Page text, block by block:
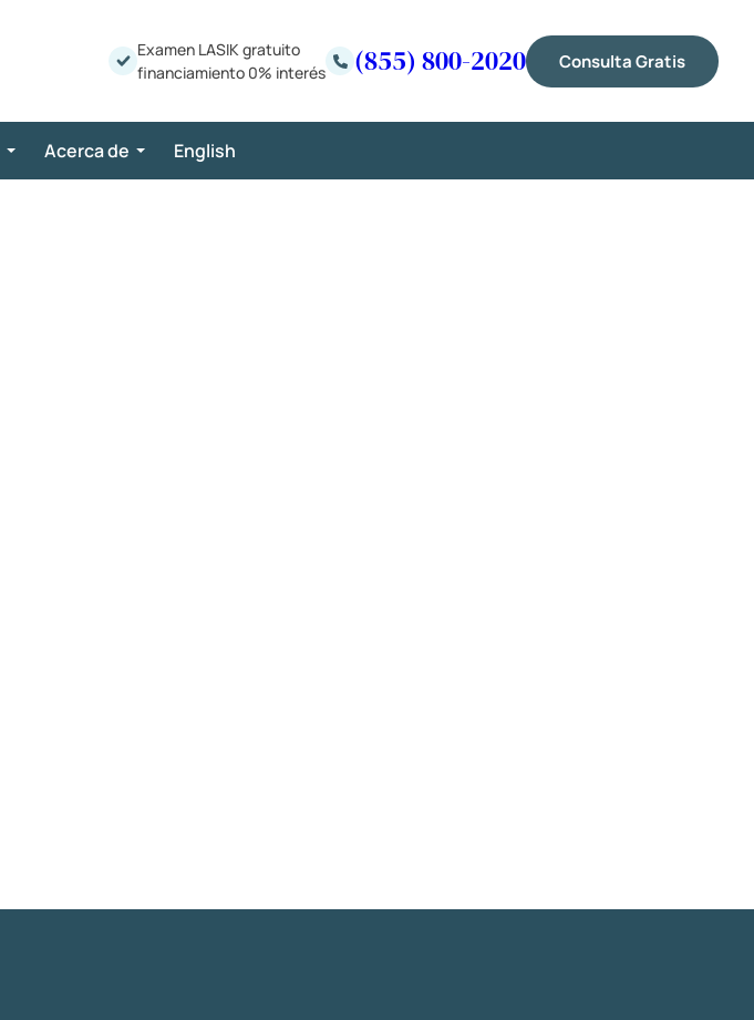
Examen LASIK gratuito
financiamiento 0% interés
(855) 800-2020 Consulta Gratis
Acerca de English